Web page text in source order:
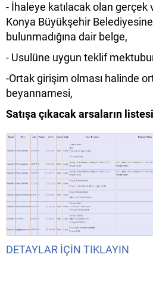
- İhaleye katılacak olan gerçek
Konya Büyükşehir
bulunmadığına dair belge,
- Usulüne uygun teklif
-Ortak girişim olması halinde
beyannamesi,
Satışa çıkacak arsaların
DETAYLAR İÇİN TIKLAYIN